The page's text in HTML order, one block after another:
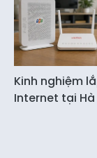
Kinh nghiệm
Internet tại Hà